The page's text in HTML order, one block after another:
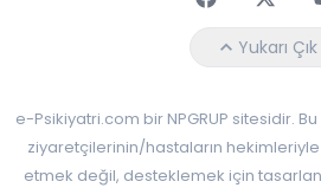
FaceebokTwitter
Yukarı Çık
e-Psikiyatri.com bir NPGRUP sitesidir.
ziyaretçilerinin/hastaların
etmek değil, desteklemek için